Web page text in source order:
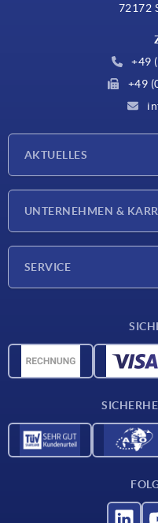
72172
+49
+49
AKTUELLES
Presseberichte
UNTERNEHMEN &
SERVICE
Werkstoffübersicht